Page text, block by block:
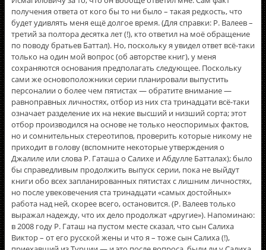
получения ответа от кого бы то ни было – такая редкость, что
будет удивлять меня ещё долгое время. (Для справки: Р. Валеев –
третий за полтора десятка лет (!), кто ответил на моё обращение
по поводу братьев Баттал). Но, поскольку я увидел ответ всё-таки
только на один мой вопрос (об авторстве книг), у меня
сохраняются основания предполагать следующее. Поскольку
сами же основоположники серии планировали выпустить
персоналии о более чем пятистах — обратите внимание —
равноправных личностях, отбор из них ста тринадцати всë-таки
означает разделение их на некие высший и низший сорта; этот
отбор производился на основе не только неоспоримых фактов,
но и сомнительных стереотипов, проверить которые никому не
приходит в голову (вспомните некоторые утверждения о
Джалиле или слова Р. Гаташа о Салихе и Абдулле Батталах); было
бы справедливым продолжить выпуск серии, пока не выйдут
книги обо всех запланированных пятистах с лишним личностях,
но после увековечения ста тринадцати «самых достойных»
работа над ней, скорее всего, остановится. (Р. Валеев только
выражал надежду, что их дело продолжат «другие»). Напоминаю:
в 2008 году Р. Гаташ на пустом месте сказал, что сын Салиха
Виктор – от его русской жены и что я – тоже сын Салиха (!),